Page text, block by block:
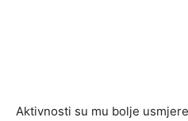
Aktivnosti su mu bolje